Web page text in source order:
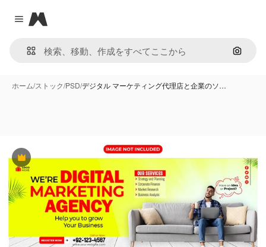
Close menu
Magnific
画像で
ホーム/ストック/PSD/デジタル マーケティング代理店と企業のソ…
Premium